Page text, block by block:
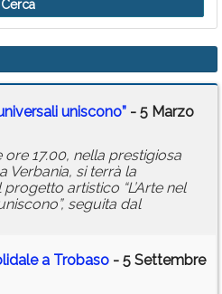
uniscono” - 5 Marzo
17.00, nella prestigiosa
Verbania, si terrà la
artistico “L’Arte nel
seguita dal
a Trobaso - 5 Settembre